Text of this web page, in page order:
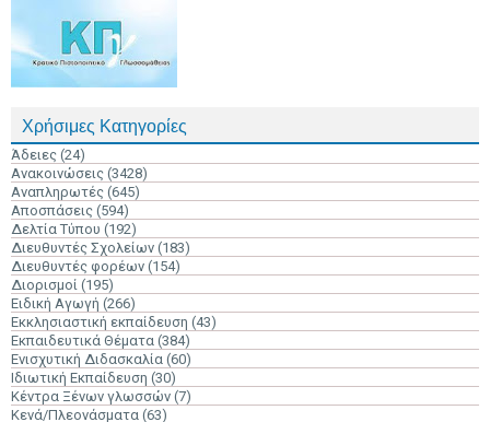
Χρήσιμες Κατηγορίες
Άδειες (24)
Ανακοινώσεις (3428)
Αναπληρωτές (645)
Αποσπάσεις (594)
Δελτία Τύπου (192)
Διευθυντές Σχολείων (183)
Διευθυντές φορέων (154)
Διορισμοί (195)
Ειδική Αγωγή (266)
Εκκλησιαστική εκπαίδευση (43)
Εκπαιδευτικά Θέματα (384)
Ενισχυτική Διδασκαλία (60)
Ιδιωτική Εκπαίδευση (30)
Κέντρα Ξένων γλωσσών (7)
Κενά/Πλεονάσματα (63)